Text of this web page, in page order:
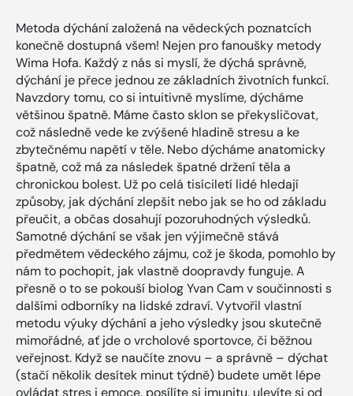
Metoda dýchání založená na vědeckých poznatcích
konečně dostupná všem! Nejen pro fanoušky metody
Wima Hofa. Každý z nás si myslí, že dýchá správně,
dýchání je přece jednou ze základních životních funkcí.
Navzdory tomu, co si intuitivně myslíme, dýcháme
většinou špatně. Máme často sklon se překysličovat,
což následně vede ke zvýšené hladině stresu a ke
zbytečnému napětí v těle. Nebo dýcháme anatomicky
špatně, což má za následek špatné držení těla a
chronickou bolest. Už po celá tisíciletí lidé hledají
způsoby, jak dýchání zlepšit nebo jak se ho od základu
přeučit, a občas dosahují pozoruhodných výsledků.
Samotné dýchání se však jen výjimečně stává
předmětem vědeckého zájmu, což je škoda, pomohlo by
nám to pochopit, jak vlastně doopravdy funguje. A
přesně o to se pokouší biolog Yvan Cam v součinnosti s
dalšími odborníky na lidské zdraví. Vytvořil vlastní
metodu výuky dýchání a jeho výsledky jsou skutečně
mimořádné, ať jde o vrcholové sportovce, či běžnou
veřejnost. Když se naučíte znovu – a správně – dýchat
(stačí několik desítek minut týdně) budete umět lépe
ovládat stres i emoce, posílíte si imunitu, ulevíte si od